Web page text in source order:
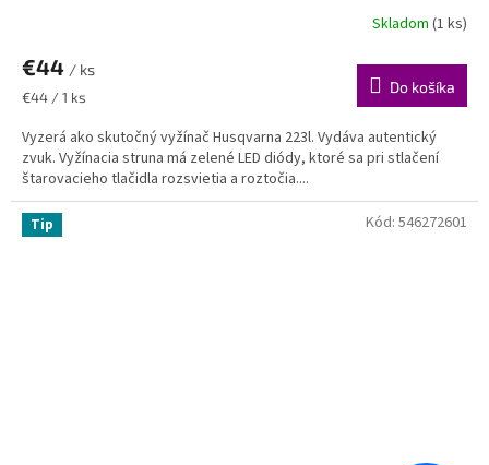
produktu
je
5,0
z
5
hviezdičiek.
Skladom(1 ks)
€44 / ks
Jednotková
€44 / 1 ks
Do košíka
Vyzerá ako skutočný vyžínač Husqvarna 223l. Vydáva autentický
zvuk. Vyžínacia struna má zelené LED diódy, ktoré sa pri stlačení
štarovacieho tlačidla rozsvietia a roztočia....
Tip Kód: 546272601